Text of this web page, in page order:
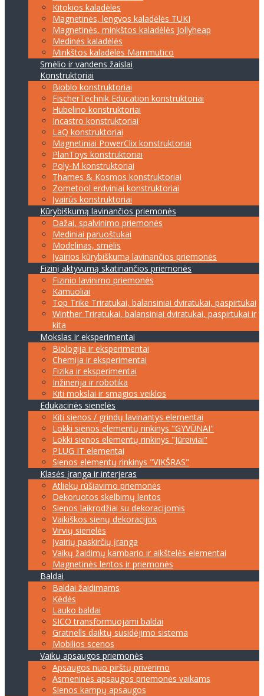
Kitokios kaladėlės
Magnetinės, lengvos kaladėlės TUKI
Magnetinės, minkštos kaladėlės Jollyheap
Medinės kaladėlės
Minkštos kaladėlės Mammutico
Smėlio ir vandens žaislai
Konstruktoriai
Bioblo konstruktoriai
FischerTechnik Education konstruktoriai
Hubelino konstruktoriai
Incastro konstruktoriai
LaQ konstruktoriai
Magnetiniai PowerClix konstruktoriai
PlanToys konstruktoriai
Poly-M konstruktoriai
Thames & Kosmos konstruktoriai
Zometool erdviniai konstruktoriai
Įvairūs konstruktoriai
Kūrybiškumą lavinančios priemonės
Dažai, spalvinimo priemonės
Mediniai paruoštukai
Modelinas, smėlis
Įvairios kūrybiškumą lavinančios priemonės
Fizinį aktyvumą skatinančios priemonės
Fizinio lavinimo priemonės
Kamuoliai
Top Trike Triratukai, balansiniai dviratukai, paspirtukai
Winther Triratukai, balansiniai dviratukai, paspirtukai ir
kita
Mokslas ir eksperimentai
Biologija ir eksperimentai
Chemija ir eksperimentai
Fizika ir eksperimentai
Inžinerija ir robotika
Kiti mokslai ir smagios veiklos
Edukacinės sienelės
Kiti sienos / grindų lavinantys elementai
Lokki sienos elementų rinkinys "GYVŪNAI"
Lokki sienos elementų rinkinys "Jūreiviai"
PLUG IT elementai
Sienos elementų rinkinys "VIKŠRAS"
Klasės įranga ir interjeras
Atliekų rūšiavimo priemonės
Dekoruotos skelbimų lentos
Sienos laikrodžiai su dekoracijomis
Vaikiškos sienų dekoracijos
Virvių sienelės
Įvairių paskirčių įranga
Vaikų žaidimų kambario ir aikštelės elementai
Magnetinės lentos ir priemonės
Baldai
Baldai žaidimams
Kėdės
Lauko baldai
SICO transformuojami baldai
Gratnells daiktų susidėjimo sistema
Mobilios scenos
Vaikų apsaugos priemonės
Apsaugos nuo pirštų privėrimo
Asmeninės apsaugos priemonės vaikams
Sienos kampų apsaugos